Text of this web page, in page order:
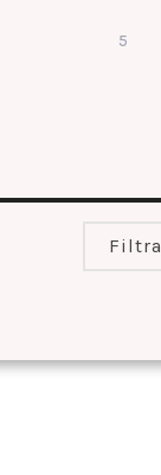
5
Filtra